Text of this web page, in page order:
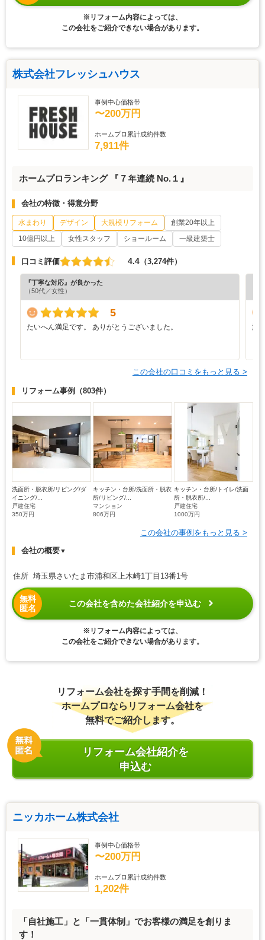
※リフォーム内容によっては、
この会社をご紹介できない場合があります。
株式会社フレッシュハウス
事例中心価格帯
〜200万円
ホームプロ累計成約件数
7,911件
ホームプロランキング 『７年連続 No.１』
会社の特徴・得意分野
水まわり デザイン 大規模リフォーム
創業20年以上
10億円以上
女性スタッフ ショールーム 一級建築士
口コミ評価 4.4 （3,274件）
『丁寧な対応』が良かった
（50代／女性）
5
たいへん満足です。 ありがとうございました。
施
この会社の口コミをもっと見る >
リフォーム事例 （803件）
洗面所・脱衣所/リビング/ダ
イニング/...
戸建住宅
350万円
キッチン・台所/洗面所・脱衣
所/リビング/...
マンション
806万円
キッチン・台所/トイレ/洗面
所・脱衣所/...
戸建住宅
1000万円
この会社の事例をもっと見る >
会社の概要▼
住所 埼玉県さいたま市浦和区上木崎1丁目13番1号
無料
匿名
この会社を含めた会社紹介を申込む
※リフォーム内容によっては、
この会社をご紹介できない場合があります。
リフォーム会社を探す手間を削減！
ホームプロならリフォーム会社を
無料でご紹介します。
リフォーム会社紹介を
申込む
ニッカホーム株式会社
事例中心価格帯
〜200万円
ホームプロ累計成約件数
1,202件
「自社施工」と「一貫体制」でお客様の満足を創りま
す！